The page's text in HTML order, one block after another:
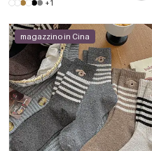
+1
magazzino in Cina